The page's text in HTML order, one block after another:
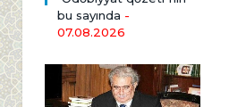
bu sayında -
07.08.2026